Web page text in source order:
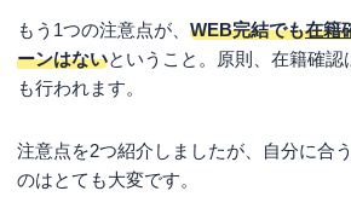
もう1つの注意点が、 WEB完結でも在籍
ーンはないということ。原則、在籍確
も行われます。
注意点を2つ紹介しましたが、自分に合
のはとても大変です。